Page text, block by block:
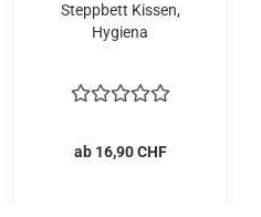
Steppbett Kissen,
Hygiena
ab 16,90 CHF